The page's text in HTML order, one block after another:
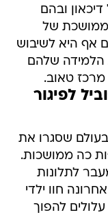
ובהם
ממושכת של
אף היא לשיבוש
הלמידה שלהם
מרכז טאוב.
לפיגור
בעולם שסגרו את
כה ממושכות.
לתלונות
חוו ילדי
להפוך